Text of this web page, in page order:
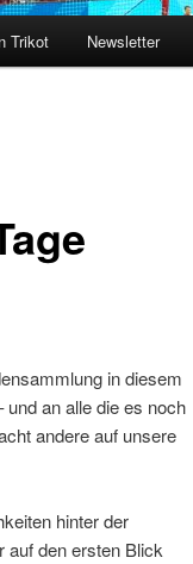
Trikot Newsletter
in diesem
an alle die es noch
andere auf unsere
hinter der
auf den ersten Blick